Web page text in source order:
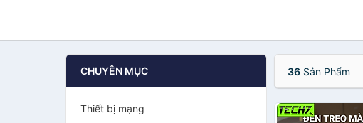
CHUYÊN MỤC
Thiết bị mạng
36Sản Phẩm